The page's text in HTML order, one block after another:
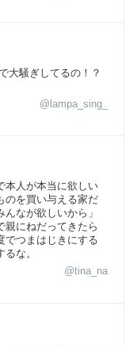
大騒ぎしてるの！？
@lampa_sing_
本人が本当に欲しい
のを買い与える家だ
なが欲しいから」
親にねだってきたら
でつまはじきにする
な。
@tina_na